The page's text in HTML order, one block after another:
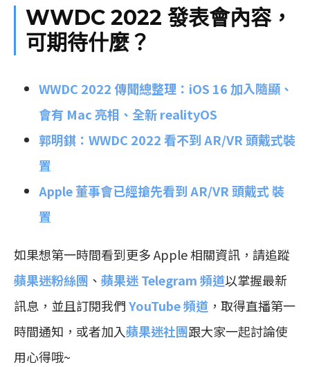
WWDC 2022 發表會內容，
可期待什麼？
WWDC 2022 傳聞總整理：iOS 16 加入隨顯、
會有 Mac 亮相、全新 realityOS
郭明錤：WWDC 2022 看不到 AR/VR 頭戴式裝
置
Apple 董事會已經搶先看到 AR/VR 頭戴式 裝
置
如果想第一時間看到更多 Apple 相關資訊，請追蹤
蘋果迷粉絲團 、 蘋果迷 Telegram 頻道以掌握最新
訊息，並且訂閱我們YouTube 頻道 ，取得直播第一
時間通知，或者加入蘋果迷社團跟大家一起討論使
用心得哦~